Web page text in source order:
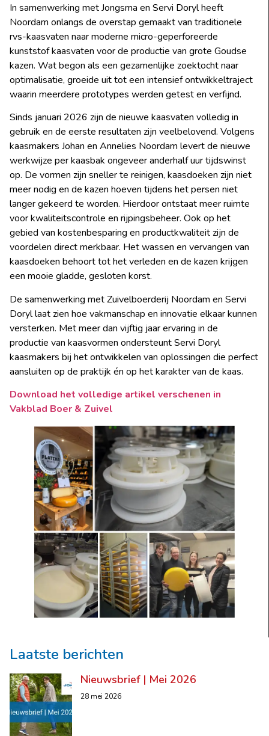
In samenwerking met Jongsma en Servi Doryl heeft
Noordam onlangs de overstap gemaakt van traditionele
rvs-kaasvaten naar moderne micro-geperforeerde
kunststof kaasvaten voor de productie van grote Goudse
kazen. Wat begon als een gezamenlijke zoektocht naar
optimalisatie, groeide uit tot een intensief ontwikkeltraject
waarin meerdere prototypes werden getest en verfijnd.
Sinds januari 2026 zijn de nieuwe kaasvaten volledig in
gebruik en de eerste resultaten zijn veelbelovend. Volgens
kaasmakers Johan en Annelies Noordam levert de nieuwe
werkwijze per kaasbak ongeveer anderhalf uur tijdswinst
op. De vormen zijn sneller te reinigen, kaasdoeken zijn niet
meer nodig en de kazen hoeven tijdens het persen niet
langer gekeerd te worden. Hierdoor ontstaat meer ruimte
voor kwaliteitscontrole en rijpingsbeheer. Ook op het
gebied van kostenbesparing en productkwaliteit zijn de
voordelen direct merkbaar. Het wassen en vervangen van
kaasdoeken behoort tot het verleden en de kazen krijgen
een mooie gladde, gesloten korst.
De samenwerking met Zuivelboerderij Noordam en Servi
Doryl laat zien hoe vakmanschap en innovatie elkaar kunnen
versterken. Met meer dan vijftig jaar ervaring in de
productie van kaasvormen ondersteunt Servi Doryl
kaasmakers bij het ontwikkelen van oplossingen die perfect
aansluiten op de praktijk én op het karakter van de kaas.
Download het volledige artikel verschenen in
Vakblad Boer & Zuivel
Laatste berichten
Nieuwsbrief | Mei 2026
28 mei 2026